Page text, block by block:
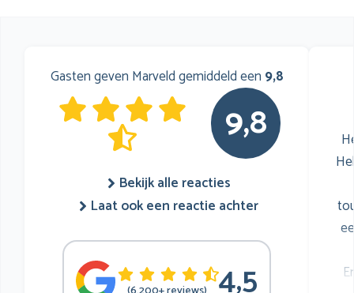
Gasten geven Marveld gemiddeld een 9,8
9,8
Bekijk alle reacties
Laat ook een reactie achter
4,5